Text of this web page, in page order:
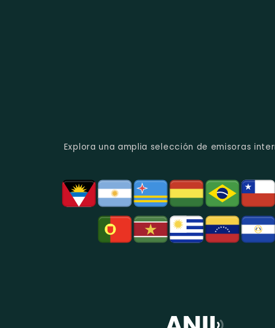
Explora una amplia selección de emisoras